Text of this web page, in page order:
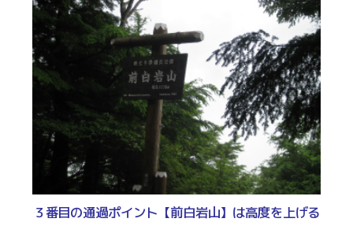
３番目の通過ポイント【前白岩山】は高度を上げる